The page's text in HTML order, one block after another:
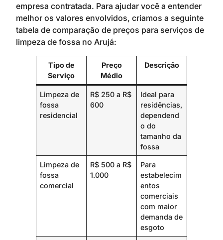
empresa contratada. Para ajudar você a entender
melhor os valores envolvidos, criamos a seguinte
tabela de comparação de preços para serviços de
limpeza de fossa no Arujá:
Tipo de
Serviço
Preço
Médio
Descrição
Limpeza de
fossa
residencial
R$ 250 a R$
600
Ideal para
residências,
dependend
o do
tamanho da
fossa
Limpeza de
fossa
comercial
R$ 500 a R$
1.000
Para
estabelecim
entos
comerciais
com maior
demanda de
esgoto